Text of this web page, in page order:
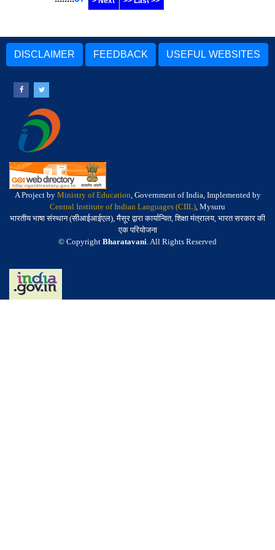
DISCLAIMER FEEDBACK USEFUL WEBSITES
A Project by Ministry of Education, Government of India, Implemented by
Central Institute of Indian Languages (CIIL), Mysuru
भारतीय भाषा संस्थान (सीआईआईएल), मैसूर द्वारा कार्यान्वित, शिक्षा मंत्रालय, भारत सरकार की
एक परियोजना
© Copyright Bharatavani. All Rights Reserved